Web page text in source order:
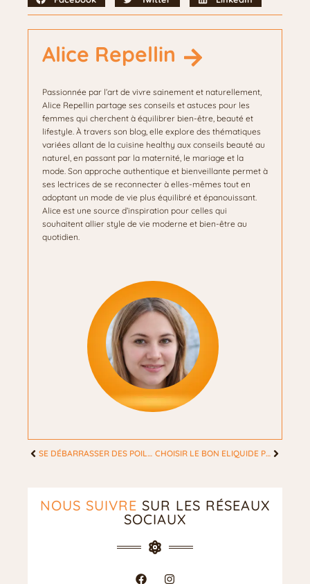
Alice Repellin
Passionnée par l’art de vivre sainement et naturellement,
Alice Repellin partage ses conseils et astuces pour les
femmes qui cherchent à équilibrer bien-être, beauté et
lifestyle. À travers son blog, elle explore des thématiques
variées allant de la cuisine healthy aux conseils beauté au
naturel, en passant par la maternité, le mariage et la
mode. Son approche authentique et bienveillante permet à
ses lectrices de se reconnecter à elles-mêmes tout en
adoptant un mode de vie plus équilibré et épanouissant.
Alice est une source d’inspiration pour celles qui
souhaitent allier style de vie moderne et bien-être au
quotidien.
SE DÉBARRASSER DES POILS INDÉSIRABLES: CHOISIR UN RASOIR VISAGE POUR FEMME CHOISIR LE BON ELIQUIDE POUR ARRÊTER DE FUMER
NOUS SUIVRE SUR LES RÉSEAUX
SOCIAUX